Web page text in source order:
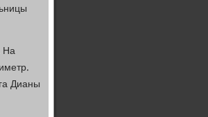
На
Дианы